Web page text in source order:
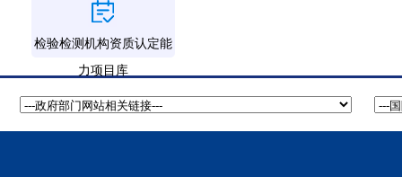
检验检测机构资质认定能
力项目库